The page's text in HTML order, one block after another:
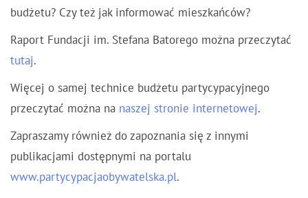
budżetu? Czy też jak informować mieszkańców?
Raport Fundacji im. Stefana Batorego można przeczytać
tutaj.
Więcej o samej technice budżetu partycypacyjnego
przeczytać można na naszej stronie internetowej.
Zapraszamy również do zapoznania się z innymi
publikacjami dostępnymi na portalu
www.partycypacjaobywatelska.pl.